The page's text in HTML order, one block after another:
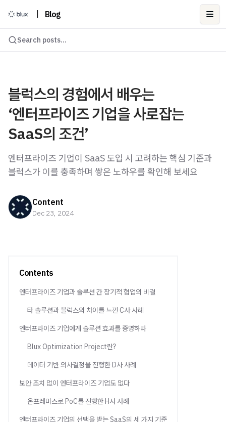
Blog
Search posts...
블럭스의 경험에서 배우는
‘엔터프라이즈 기업을 사로잡는
SaaS의 조건’
엔터프라이즈 기업이 SaaS 도입 시 고려하는 핵심 기준과
블럭스가 이를 충족하며 쌓은 노하우를 확인해 보세요
Content
Dec 23, 2024
Contents
엔터프라이즈 기업과 솔루션 간 장기적 협업의 비결
타 솔루션과 블럭스의 차이를 느낀 C사 사례
엔터프라이즈 기업에게 솔루션 효과를 증명하라
Blux Optimization Project란?
데이터 기반 의사결정을 진행한 D사 사례
보안 조치 없이 엔터프라이즈 기업도 없다
온프레미스로 PoC를 진행한 H사 사례
엔터프라이즈 기업의 선택을 받는 SaaS의 세 가지 기준